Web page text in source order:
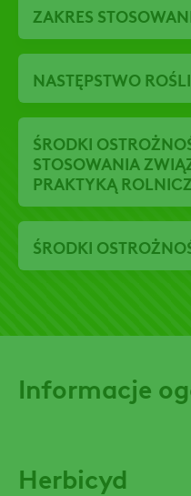
Informacje
Herbicyd
ZAKRES
NASTĘPSTWO
ŚRODKI
STOSOWANIA
PRAKTYKĄ
ŚRODKI